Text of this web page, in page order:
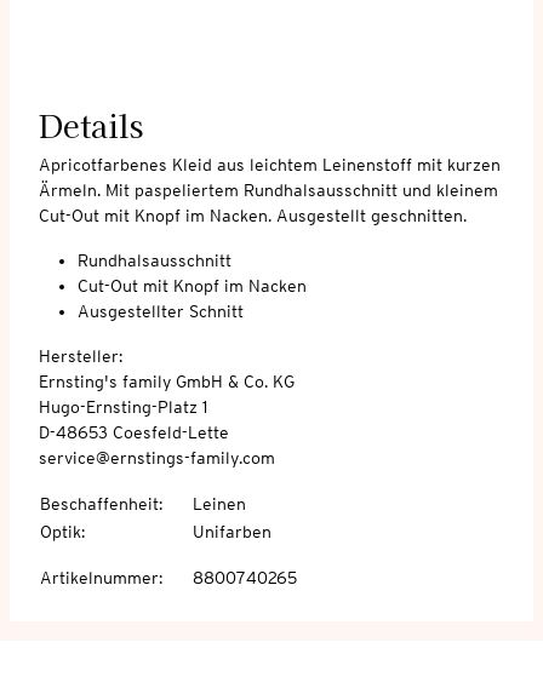
Details
Apricotfarbenes Kleid aus leichtem Leinenstoff mit kurzen
Ärmeln. Mit paspeliertem Rundhalsausschnitt und kleinem
Cut-Out mit Knopf im Nacken. Ausgestellt geschnitten.
Rundhalsausschnitt
Cut-Out mit Knopf im Nacken
Ausgestellter Schnitt
Hersteller:
Ernsting's family GmbH & Co. KG
Hugo-Ernsting-Platz 1
D-48653 Coesfeld-Lette
service@ernstings-family.com
Beschaffenheit:
Leinen
Optik: Unifarben
Artikelnummer: 8800740265